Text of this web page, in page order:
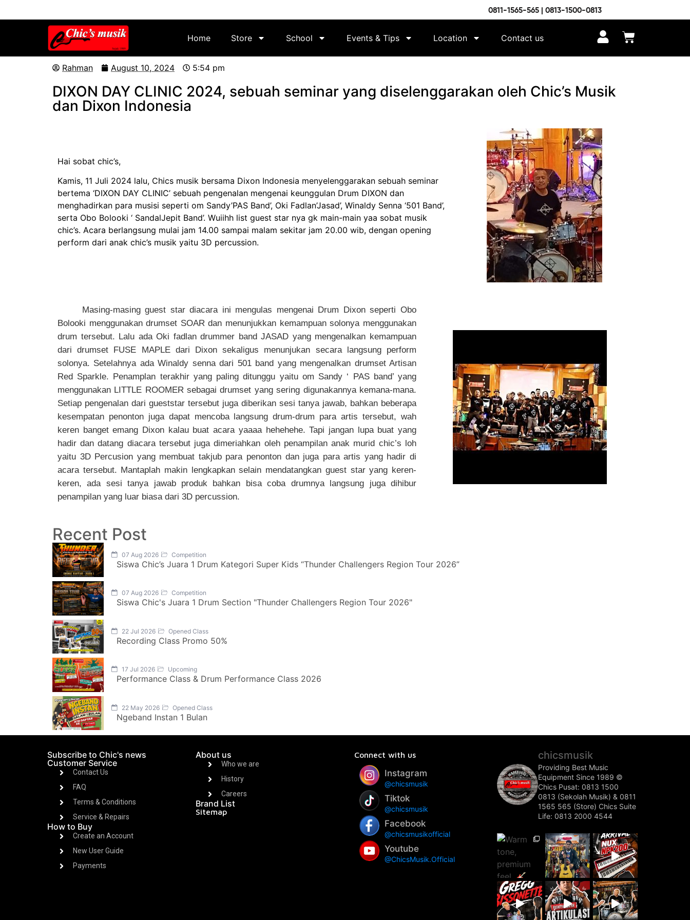
0811-1565-565 | 0813-1500-0813
Home Store School Events & Tips Location Contact us
Rahman August 10, 2024 5:54 pm
DIXON DAY CLINIC 2024, sebuah seminar yang diselenggarakan oleh Chic’s Musik
dan Dixon Indonesia
Hai sobat chic’s,
Kamis, 11 Juli 2024 lalu, Chics musik bersama Dixon Indonesia menyelenggarakan sebuah seminar
bertema ‘DIXON DAY CLINIC’ sebuah pengenalan mengenai keunggulan Drum DIXON dan
menghadirkan para musisi seperti om Sandy’PAS Band’, Oki Fadlan’Jasad’, Winaldy Senna ‘501 Band’,
serta Obo Bolooki ‘ SandalJepit Band’. Wuiihh list guest star nya gk main-main yaa sobat musik
chic’s. Acara berlangsung mulai jam 14.00 sampai malam sekitar jam 20.00 wib, dengan opening
perform dari anak chic’s musik yaitu 3D percussion.
Masing-masing guest star diacara ini mengulas mengenai Drum Dixon seperti Obo
Bolooki menggunakan drumset SOAR dan menunjukkan kemampuan solonya menggunakan
drum tersebut. Lalu ada Oki fadlan drummer band JASAD yang mengenalkan kemampuan
dari drumset FUSE MAPLE dari Dixon sekaligus menunjukan secara langsung perform
solonya. Setelahnya ada Winaldy senna dari 501 band yang mengenalkan drumset Artisan
Red Sparkle. Penamplan terakhir yang paling ditunggu yaitu om Sandy ‘ PAS band’ yang
menggunakan LITTLE ROOMER sebagai drumset yang sering digunakannya kemana-mana.
Setiap pengenalan dari gueststar tersebut juga diberikan sesi tanya jawab, bahkan beberapa
kesempatan penonton juga dapat mencoba langsung drum-drum para artis tersebut, wah
keren banget emang Dixon kalau buat acara yaaaa hehehehe. Tapi jangan lupa buat yang
hadir dan datang diacara tersebut juga dimeriahkan oleh penampilan anak murid chic’s loh
yaitu 3D Percusion yang membuat takjub para penonton dan juga para artis yang hadir di
acara tersebut. Mantaplah makin lengkapkan selain mendatangkan guest star yang keren-
keren, ada sesi tanya jawab produk bahkan bisa coba drumnya langsung juga dihibur
penampilan yang luar biasa dari 3D percussion.
Recent Post
07 Aug 2026 Competition
Siswa Chic’s Juara 1 Drum Kategori Super Kids “Thunder Challengers Region Tour 2026”
07 Aug 2026 Competition
Siswa Chic's Juara 1 Drum Section "Thunder Challengers Region Tour 2026"
22 Jul 2026 Opened Class
Recording Class Promo 50%
17 Jul 2026 Upcoming
Performance Class & Drum Performance Class 2026
22 May 2026 Opened Class
Ngeband Instan 1 Bulan
Subscribe to Chic's news
Customer Service
Contact Us
FAQ
Terms & Conditions
Service & Repairs
How to Buy
Create an Account
New User Guide
Payments
About us
Who we are
History
Careers
Brand List
Sitemap
Connect with us
Instagram
@chicsmusik
Tiktok
@chicsmusik
Facebook
@chicsmusikofficial
Youtube
@ChicsMusik.Official
chicsmusik
Providing Best Music
Equipment Since 1989 ©️
Chics Pusat: 0813 1500
0813 (Sekolah Musik) & 0811
1565 565 (Store) Chics Suite
Life: 0813 2000 4544